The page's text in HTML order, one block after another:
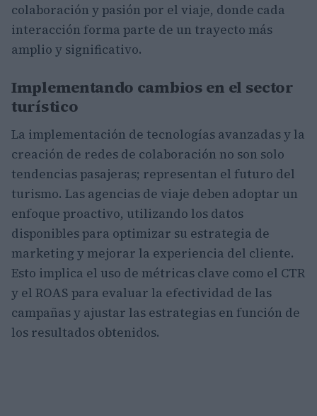
colaboración y pasión por el viaje, donde cada
interacción forma parte de un trayecto más
amplio y significativo.
Implementando cambios en el sector
turístico
La implementación de tecnologías avanzadas y la
creación de redes de colaboración no son solo
tendencias pasajeras; representan el futuro del
turismo. Las agencias de viaje deben adoptar un
enfoque proactivo, utilizando los datos
disponibles para optimizar su estrategia de
marketing y mejorar la experiencia del cliente.
Esto implica el uso de métricas clave como el CTR
y el ROAS para evaluar la efectividad de las
campañas y ajustar las estrategias en función de
los resultados obtenidos.